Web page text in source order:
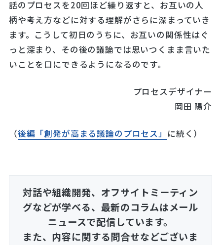
話のプロセスを20回ほど繰り返すと、お互いの人
柄や考え方などに対する理解がさらに深まっていき
ます。こうして初日のうちに、お互いの関係性はぐ
っと深まり、その後の議論では思いつくまま言いた
いことを口にできるようになるのです。
プロセスデザイナー
岡田 陽介
（後編「創発が高まる議論のプロセス」 に続く）
対話や組織開発、オフサイトミーティン
グなどが学べる、 最新のコラムはメール
ニュースで配信しています。
また、内容に関する問合せなどございま